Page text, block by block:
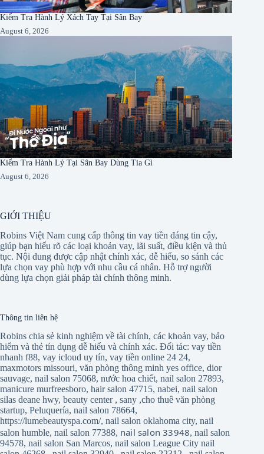
Kiểm Tra Hành Lý Xách Tay Tại Sân Bay
August 6, 2026
Kiểm Tra Hành Lý Tại Sân Bay Dùng Tia Gì
August 6, 2026
GIỚI THIỆU
Robins Việt Nam cung cấp thông tin vay tiền đáng tin cậy,
giúp bạn hiểu rõ các loại khoản vay, lãi suất, điều kiện và thủ
tục. Nội dung được cập nhật chính xác, dễ hiểu, so sánh các
lựa chọn vay phù hợp với nhu cầu cá nhân. Hỗ trợ người
dùng lựa chọn giải pháp tài chính thông minh.
Thông tin liên hệ
Robins chia sẻ kinh nghiệm về tài chính, các khoản vay, bảo
hiểm và thẻ tín dụng dễ hiểu và chính xác. Đối tác: vay tiền
nhanh f88, vay icloud uy tín, vay tiền online 24 24,
maxmotors missouri, văn phòng thông minh yes office, dior
sauvage, nail salon 75068, nước hoa chiết, nail salon 27893,
manicure murfreesboro, hair salon 47715, nabei, nail salon
silas deane hwy, beauty center, sany ,cho thuê văn phòng
startup, Peluquería, nail salon 78664,
https://lumebeautyspa.com/, nail salon oklahoma city, nail
salon humble, nail salon 77388, nail salon 33948,nail salon
94578, nail salon San Marcos, nail salon League City nail